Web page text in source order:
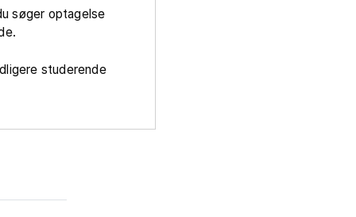
søger optagelse
studerende